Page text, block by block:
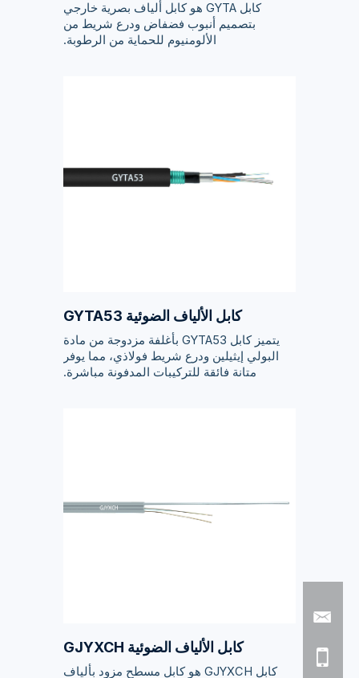
كابل GYTA هو كابل ألياف بصرية خارجي
بتصميم أنبوب فضفاض ودرع شريط من
الألومنيوم للحماية من الرطوبة.
كابل الألياف الضوئية GYTA53
يتميز كابل GYTA53 بأغلفة مزدوجة من مادة
البولي إيثيلين ودرع شريط فولاذي، مما يوفر
متانة فائقة للتركيبات المدفونة مباشرة.
كابل الألياف الضوئية GJYXCH
كابل GJYXCH هو كابل مسطح مزود بألياف